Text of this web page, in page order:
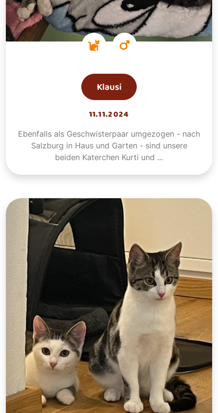
Klausi
11.11.2024
Ebenfalls als Geschwisterpaar umgezogen - nach
Salzburg in Haus und Garten - sind unsere
beiden Katerchen Kurti und ...